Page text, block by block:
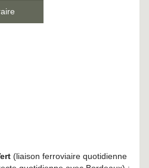
(liaison ferroviaire quotidienne